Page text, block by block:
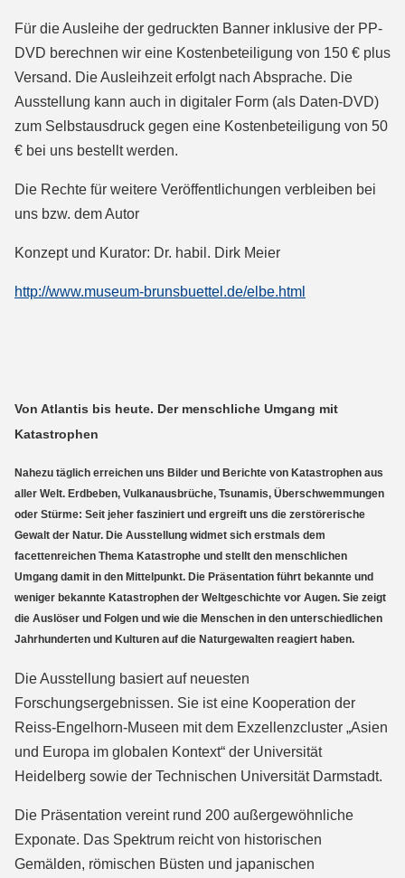
Für die Ausleihe der gedruckten Banner inklusive der PP-
DVD berechnen wir eine Kostenbeteiligung von 150 € plus
Versand. Die Ausleihzeit erfolgt nach Absprache. Die
Ausstellung kann auch in digitaler Form (als Daten-DVD)
zum Selbstausdruck gegen eine Kostenbeteiligung von 50
€ bei uns bestellt werden.
Die Rechte für weitere Veröffentlichungen verbleiben bei
uns bzw. dem Autor
Konzept und Kurator: Dr. habil. Dirk Meier
http://www.museum-brunsbuettel.de/elbe.html
Von Atlantis bis heute. Der menschliche Umgang mit
Katastrophen
Nahezu täglich erreichen uns Bilder und Berichte von Katastrophen aus
aller Welt. Erdbeben, Vulkanausbrüche, Tsunamis, Überschwemmungen
oder Stürme: Seit jeher fasziniert und ergreift uns die zerstörerische
Gewalt der Natur. Die Ausstellung widmet sich erstmals dem
facettenreichen Thema Katastrophe und stellt den menschlichen
Umgang damit in den Mittelpunkt. Die Präsentation führt bekannte und
weniger bekannte Katastrophen der Weltgeschichte vor Augen. Sie zeigt
die Auslöser und Folgen und wie die Menschen in den unterschiedlichen
Jahrhunderten und Kulturen auf die Naturgewalten reagiert haben.
Die Ausstellung basiert auf neuesten
Forschungsergebnissen. Sie ist eine Kooperation der
Reiss-Engelhorn-Museen mit dem Exzellenzcluster „Asien
und Europa im globalen Kontext“ der Universität
Heidelberg sowie der Technischen Universität Darmstadt.
Die Präsentation vereint rund 200 außergewöhnliche
Exponate. Das Spektrum reicht von historischen
Gemälden, römischen Büsten und japanischen